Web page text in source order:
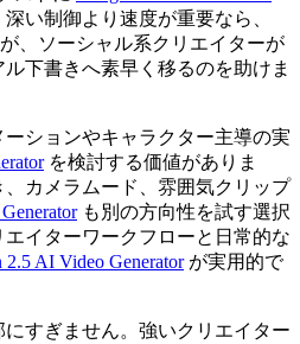
い制御より速度が重要なら、
、ソーシャル系クリエイターが
下書きへ素早く移るのを助けま
ションやキャラクター主導の実
を検討する価値がありま
カメラムード、雰囲気クリップ
も別の方向性を試す選択
イターワークフローと日常的な
2.5 AI Video Generatorが実用的で
すぎません。強いクリエイター